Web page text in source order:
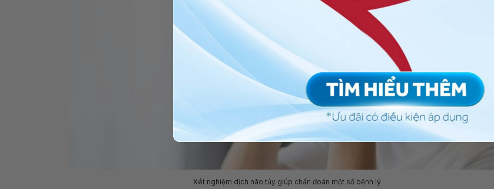
Xét nghiệm dịch não tủy giúp chẩn đoán một số bệnh lý